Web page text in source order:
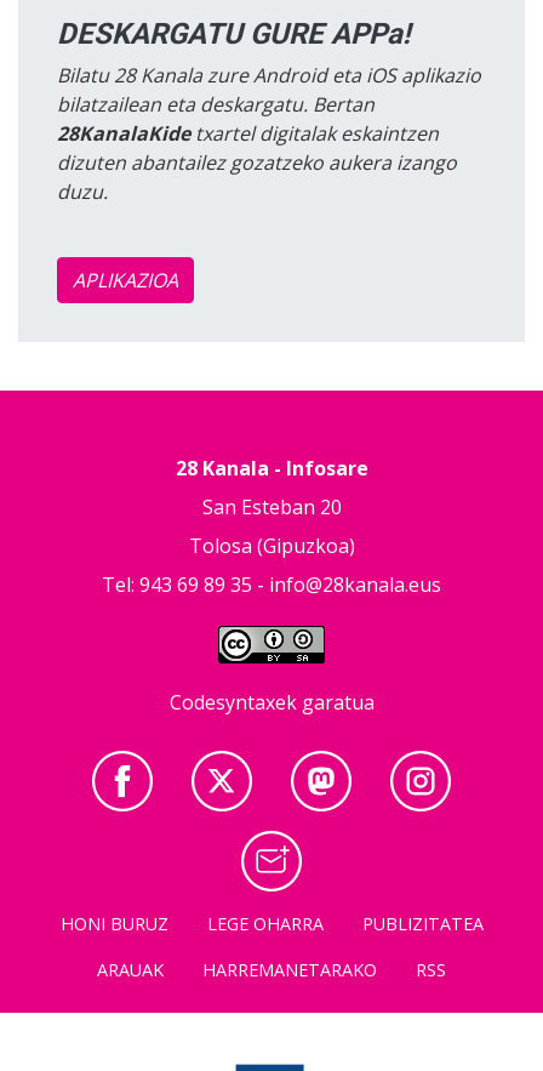
DESKARGATU GURE APPa!
Bilatu 28 Kanala zure Android eta iOS aplikazio
bilatzailean eta deskargatu. Bertan
28KanalaKidetxartel digitalak eskaintzen
dizuten abantailez gozatzeko aukera izango
duzu.
APLIKAZIOA
28 Kanala - Infosare
San Esteban 20
Tolosa (Gipuzkoa)
Tel: 943 69 89 35 - info@28kanala.eus
Codesyntaxek garatua
HONI BURUZ LEGE OHARRA
PUBLIZITATEA
ARAUAK
HARREMANETARAKO RSS